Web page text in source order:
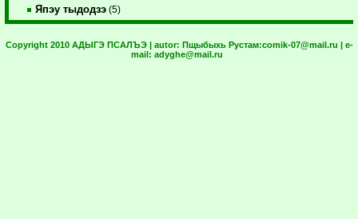
Япэу тыдодзэ (5)
Copyright 2010 АДЫГЭ ПСАЛЪЭ | autor: Пщыбыхь Рустам:comik-07@mail.ru | e-
mail: adyghe@mail.ru